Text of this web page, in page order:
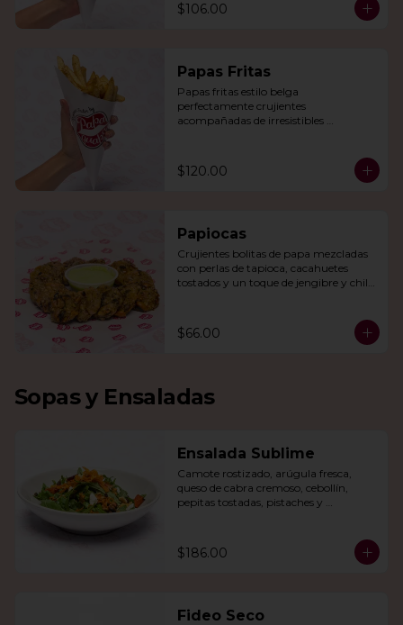
$106.00
Papas Fritas
Papas fritas estilo belga
perfectamente crujientes
acompañadas de irresistibles
$120.00
Papiocas
Crujientes bolitas de papa mezcladas
con perlas de tapioca, cacahuetes
tostados y un toque de jengibre y chile
$66.00
Sopas y Ensaladas
Ensalada Sublime
Camote rostizado, arúgula fresca,
queso de cabra cremoso, cebollín,
pepitas tostadas, pistaches y
$186.00
Fideo Seco